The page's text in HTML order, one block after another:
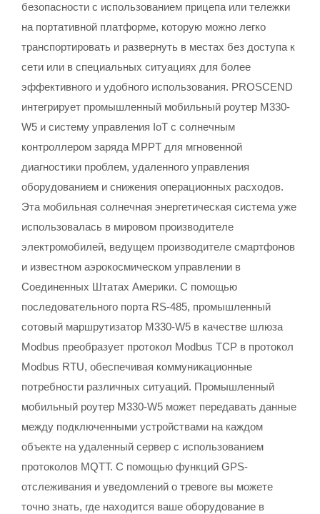
безопасности с использованием прицепа или тележки
на портативной платформе, которую можно легко
транспортировать и развернуть в местах без доступа к
сети или в специальных ситуациях для более
эффективного и удобного использования. PROSCEND
интегрирует промышленный мобильный роутер M330-
W5 и систему управления IoT с солнечным
контроллером заряда MPPT для мгновенной
диагностики проблем, удаленного управления
оборудованием и снижения операционных расходов.
Эта мобильная солнечная энергетическая система уже
использовалась в мировом производителе
электромобилей, ведущем производителе смартфонов
и известном аэрокосмическом управлении в
Соединенных Штатах Америки. С помощью
последовательного порта RS-485, промышленный
сотовый маршрутизатор M330-W5 в качестве шлюза
Modbus преобразует протокол Modbus TCP в протокол
Modbus RTU, обеспечивая коммуникационные
потребности различных ситуаций. Промышленный
мобильный роутер M330-W5 может передавать данные
между подключенными устройствами на каждом
объекте на удаленный сервер с использованием
протоколов MQTT. С помощью функций GPS-
отслеживания и уведомлений о тревоге вы можете
точно знать, где находится ваше оборудование в